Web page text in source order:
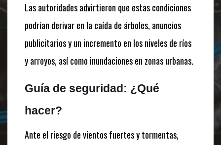
Las autoridades advirtieron que estas condiciones
podrían derivar en la caída de árboles, anuncios
publicitarios y un incremento en los niveles de ríos
y arroyos, así como inundaciones en zonas urbanas.
Guía de seguridad: ¿Qué
hacer?
Ante el riesgo de vientos fuertes y tormentas,